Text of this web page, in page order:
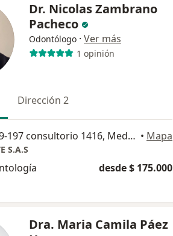
Dr. Nicolas Zambrano
Pacheco
Odontólogo · Ver más
1 opinión
Dirección 2
Calle 7 N 39-197 consultorio 1416, Medellín • Mapa
S.A.S
desde $ 175.000
Dra. Maria Camila Páez